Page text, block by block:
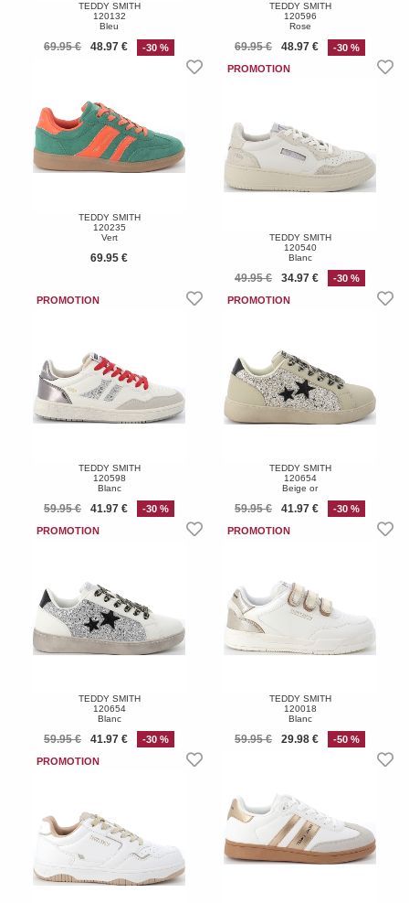
TEDDY SMITH
120132
Bleu
69.95 € 48.97 € -30 %
TEDDY SMITH
120596
Rose
69.95 € 48.97 € -30 %
TEDDY SMITH
120235
Vert
69.95 €
TEDDY SMITH
120540
Blanc
49.95 € 34.97 € -30 %
TEDDY SMITH
120598
Blanc
59.95 € 41.97 € -30 %
TEDDY SMITH
120654
Beige or
59.95 € 41.97 € -30 %
TEDDY SMITH
120654
Blanc
59.95 € 41.97 € -30 %
TEDDY SMITH
120018
Blanc
59.95 € 29.98 € -50 %